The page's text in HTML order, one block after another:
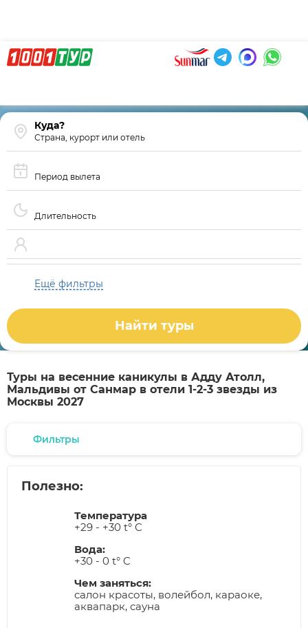
Страна, курорт или отель
Период вылета
Длительность
Ещё фильтры
Найти туры
Туры на весенние каникулы в Адду Атолл,
Мальдивы от Санмар в отели 1-2-3 звезды из
Москвы 2027
Фильтры
Полезно:
Температура
+29 - +30 t° C
Вода:
+30 - 0 t° C
Чем заняться:
салон красоты, волейбол, караоке,
аквапарк, сауна